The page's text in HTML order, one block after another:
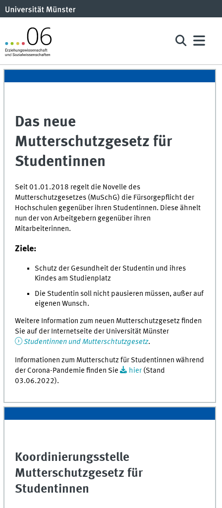
Das neue
Mutterschutzgesetz für
Studentinnen
Seit 01.01.2018 regelt die Novelle des
Mutterschutzgesetzes (MuSchG) die Fürsorgepflicht der
Hochschulen gegenüber ihren Studentinnen. Diese ähnelt
nun der von Arbeitgebern gegenüber ihren
Mitarbeiterinnen.
Ziele:
Schutz der Gesundheit der Studentin und ihres
Kindes am Studienplatz
Die Studentin soll nicht pausieren müssen, außer auf
eigenen Wunsch.
Weitere Information zum neuen Mutterschutzgesetz finden
Sie auf der Internetseite der Universität Münster
Studentinnen und Mutterschtutzgesetz.
Informationen zum Mutterschutz für Studentinnen während
der Corona-Pandemie finden Sie
hier (Stand
03.06.2022).
Koordinierungsstelle
Mutterschutzgesetz für
Studentinnen